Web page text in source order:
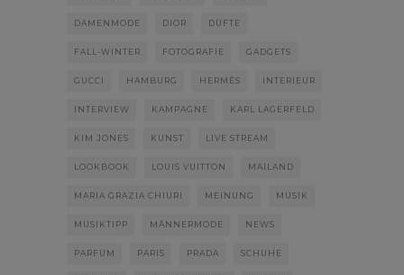
DAMENMODE DIOR DÜFTE
FALL-WINTER FOTOGRAFIE GADGETS
GUCCI HAMBURG HERMÈS INTERIEUR
INTERVIEW KAMPAGNE KARL LAGERFELD
KIM JONES KUNST LIVE STREAM
LOOKBOOK LOUIS VUITTON MAILAND
MARIA GRAZIA CHIURI MEINUNG MUSIK
MUSIKTIPP MÄNNERMODE NEWS
PARFUM PARIS PRADA SCHUHE